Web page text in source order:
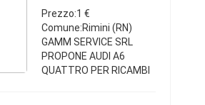
SLINE
Prezzo:1 €
Comune:Rimini (RN)
GAMM SERVICE SRL
PROPONE AUDI A6
QUATTRO PER RICAMBI